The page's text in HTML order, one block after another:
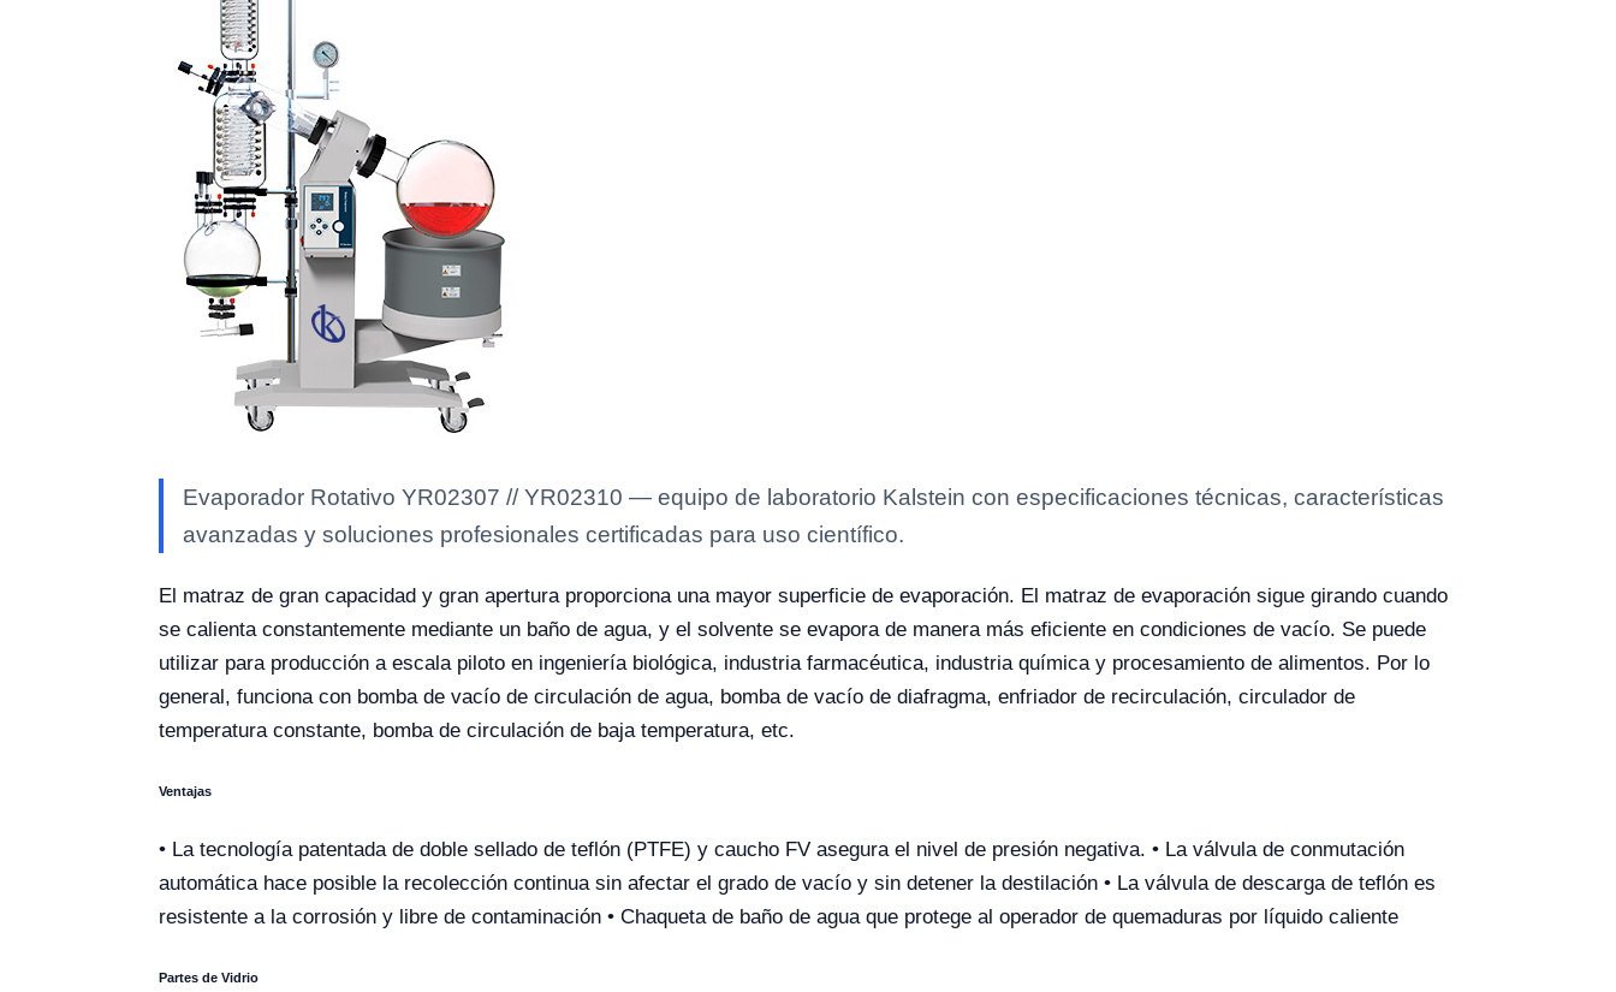
Evaporador Rotativo YR02307 // YR02310 — equipo de laboratorio Kalstein con especificaciones técnicas, características
avanzadas y soluciones profesionales certificadas para uso científico.
El matraz de gran capacidad y gran apertura proporciona una mayor superficie de evaporación. El matraz de evaporación sigue girando cuando
se calienta constantemente mediante un baño de agua, y el solvente se evapora de manera más eficiente en condiciones de vacío. Se puede
utilizar para producción a escala piloto en ingeniería biológica, industria farmacéutica, industria química y procesamiento de alimentos. Por lo
general, funciona con bomba de vacío de circulación de agua, bomba de vacío de diafragma, enfriador de recirculación, circulador de
temperatura constante, bomba de circulación de baja temperatura, etc.
Ventajas
• La tecnología patentada de doble sellado de teflón (PTFE) y caucho FV asegura el nivel de presión negativa. • La válvula de conmutación
automática hace posible la recolección continua sin afectar el grado de vacío y sin detener la destilación • La válvula de descarga de teflón es
resistente a la corrosión y libre de contaminación • Chaqueta de baño de agua que protege al operador de quemaduras por líquido caliente
Partes de Vidrio